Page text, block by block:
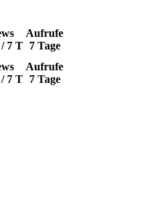
7 T
Aufrufe
7 Tage
7 T
Aufrufe
7 Tage